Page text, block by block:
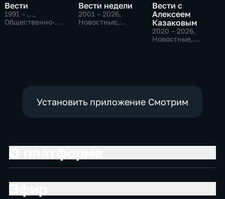
Вести
1991 – …,
Общественно-
Вести недели
2001 – 2026,
Новостные,
Вести с
Алексеем
Казаковым
2020 – 2026,
Новостные,
Установить приложение Смотрим